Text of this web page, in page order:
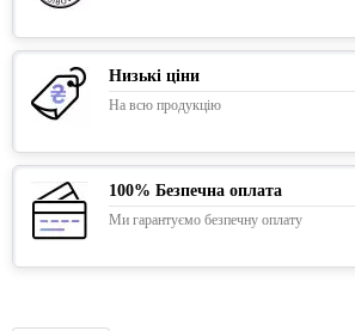
Низькі ціни
На всю продукцію
100% Безпечна оплата
Ми гарантуємо безпечну оплату